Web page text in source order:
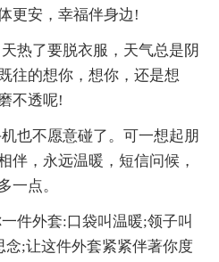
更安，幸福伴身边!
热了要脱衣服，天气总是阴
往的想你，想你，还是想
不透呢!
也不愿意碰了。可一想起朋
伴，永远温暖，短信问候，
一点。
件外套:口袋叫温暖;领子叫
;让这件外套紧紧伴著你度